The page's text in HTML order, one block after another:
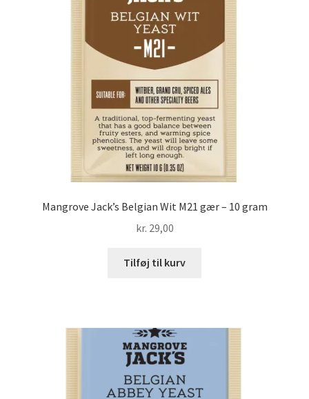
Mangrove Jack’s Belgian Wit M21 gær – 10 gram
kr. 29,00
Tilføj til kurv